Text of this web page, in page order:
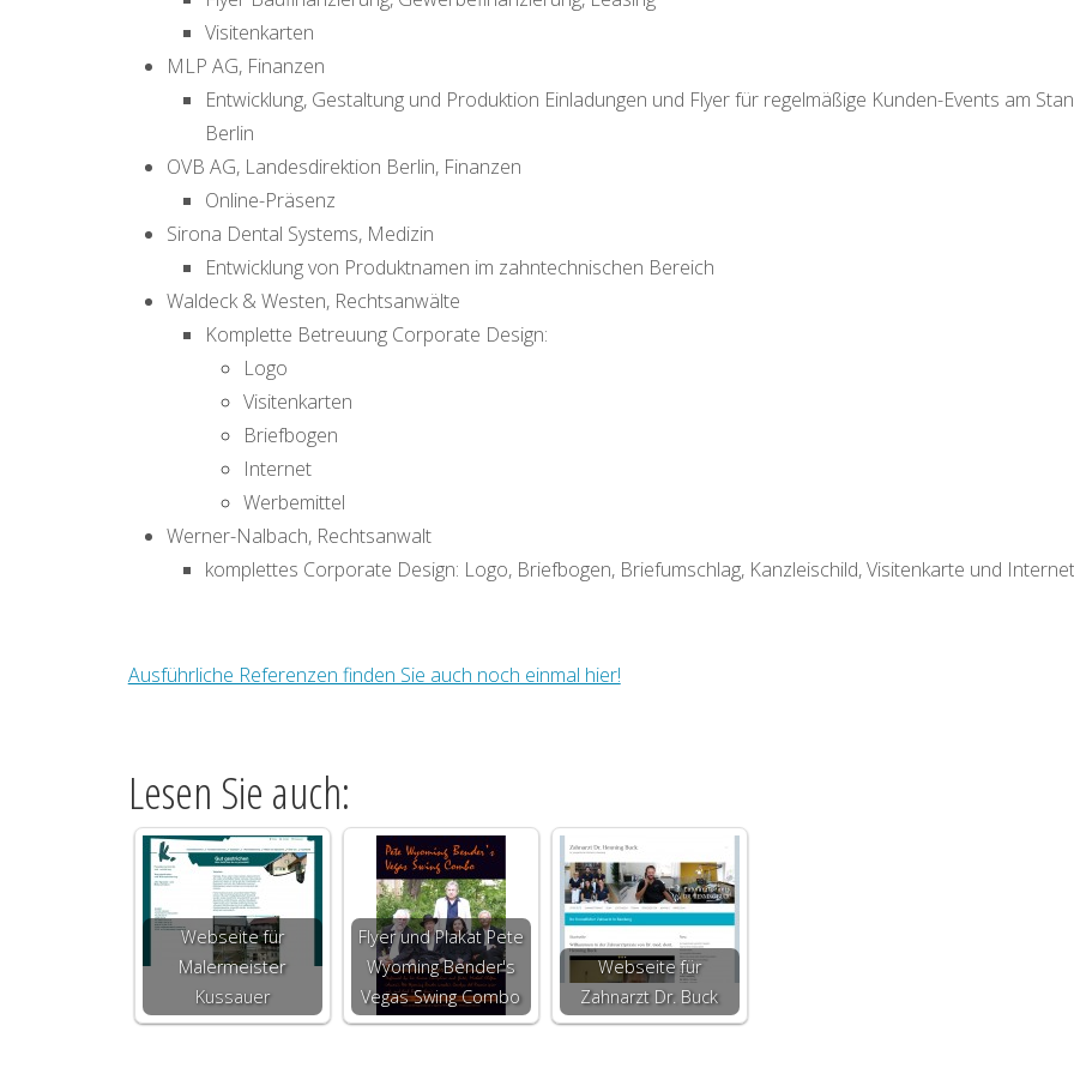
Visitenkarten
MLP AG, Finanzen
Entwicklung, Gestaltung und Produktion Einladungen und Flyer für regelmäßige Kunden-Events am
Berlin
OVB AG, Landesdirektion Berlin, Finanzen
Online-Präsenz
Sirona Dental Systems, Medizin
Entwicklung von Produktnamen im zahntechnischen Bereich
Waldeck & Westen, Rechtsanwälte
Komplette Betreuung Corporate Design:
Logo
Visitenkarten
Briefbogen
Internet
Werbemittel
Werner-Nalbach, Rechtsanwalt
komplettes Corporate Design: Logo, Briefbogen, Briefumschlag, Kanzleischild, Visitenkarte und
Ausführliche Referenzen finden Sie auch noch einmal hier!
Lesen Sie auch:
Webseite für
Malermeister
Kussauer
Flyer und Plakat Pete
Wyoming Bender's
Vegas Swing Combo
Webseite für
Zahnarzt Dr. Buck